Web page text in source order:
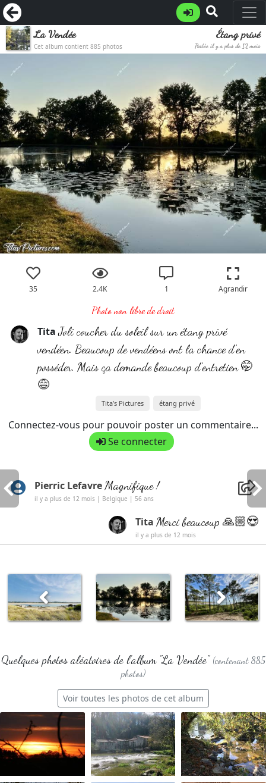
La Vendée
Cet album contient 885 photos
Étang privé
Postée il y a plus de 12 mois
35 2.4K 1 Agrandir
Photo non libre de droit
Tita Joli coucher du soleil sur un étang privé
vendéen. Beaucoup de vendéens ont la chance d’en
posséder. Mais ça demande beaucoup d’entretien 🤭
😅
Tita’s Pictures étang privé
Connectez-vous pour pouvoir poster un commentaire...
Se connecter
Pierric LefavreMagnifique !
il y a plus de 12 mois | Belgique | 56 ans
Tita Merci beaucoup 🙏🏼😍
il y a plus de 12 mois
Quelques photos aléatoires de l'album "La Vendée" (contenant 885
photos)
Voir toutes les photos de cet album